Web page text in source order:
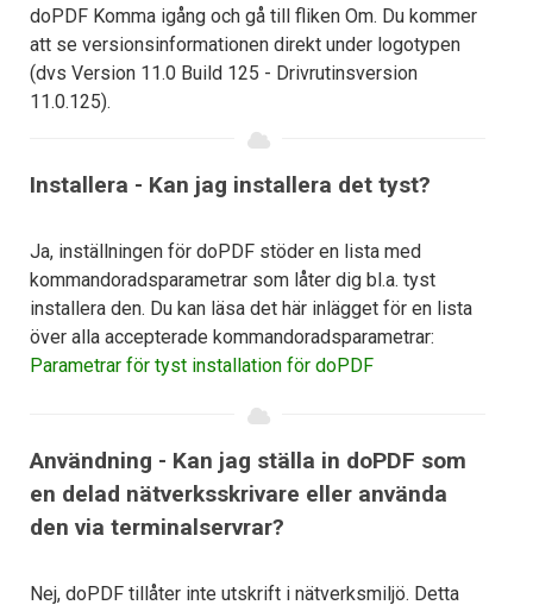
doPDF Komma igång och gå till fliken Om. Du kommer
att se versionsinformationen direkt under logotypen
(dvs Version 11.0 Build 125 - Drivrutinsversion
11.0.125).
Installera - Kan jag installera det tyst?
Ja, inställningen för doPDF stöder en lista med
kommandoradsparametrar som låter dig bl.a. tyst
installera den. Du kan läsa det här inlägget för en lista
över alla accepterade kommandoradsparametrar:
Parametrar för tyst installation för doPDF
Användning - Kan jag ställa in doPDF som
en delad nätverksskrivare eller använda
den via terminalservrar?
Nej, doPDF tillåter inte utskrift i nätverksmiljö. Detta